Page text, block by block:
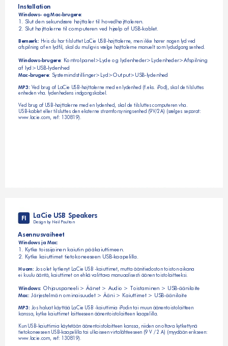
Installation
Windows- og Mac-brugere:
1. Slut den sekundære højttaler til hovedhøjttaleren.
2. Slut højttalerne til computeren ved hjælp af USB-kablet.
Bemærk:
Hvis du har tilsluttet LaCie USB-højttalerne, men ikke hører nogen lyd ved
afspilning af en lydfil, skal du muligvis vælge højttalerne manuelt som lydudgangsenhed.
Windows-brugere:
Kontrolpanel>Lyde og lydenheder>Lydenheder>Afspilning
af lyd>USB-lydenhed
Mac-brugere: Systemindstillinger>Lyd>Output>USB-lydenhed
MP3: Ved brug af LaCie USB-højttalerne med en lydenhed (f.eks. iPod), skal de tilsluttes
enheden vha. lydenhedens indgangskabel.
Ved brug af USB-højttalerne med en lydenhed, skal de tilsluttes computeren vha.
USB-kablet eller tilsluttes den eksterne strømforsyningsenhed (9V/2A) (sælges separat:
www.lacie.com, ref: 130819).
LaCie USB Speakers
Design by Neil Poulton
A
FI
sennusvaiheet
Windows ja Mac:
1. Kytke toissijainen kaiutin pääkaiuttimeen.
2. Kytke kaiuttimet tietokoneeseen USB-kaapelilla.
Huom: Jos olet kytkenyt LaCie USB -kaiuttimet, mutta äänitiedoston toiston aikana
ei kuulu ääntä, kaiuttimet on ehkä valittava manuaalisesti äänen toistolaitteeksi.
Windows: Ohjauspaneeli > Äänet > Audio > Toistaminen > USB-äänilaite
Mac: Järjestelmän ominaisuudet > Ääni > Kaiuttimet > USB-äänilaite
MP3: Jos haluat käyttää LaCie USB -kaiuttimia iPodin tai muun äänentoistolaitteen
kanssa, kytke kaiuttimet laitteeseen äänentoistolaitteen kaapelilla.
Kun USB-kaiuttimia käytetään äänentoistolaitteen kanssa, niiden on oltava kytkettynä
tietokoneeseen USB-kaapelilla tai ulkoiseen virtalähteeseen (9 V / 2 A) (myydään erikseen:
www.lacie.com, ref: 130819).